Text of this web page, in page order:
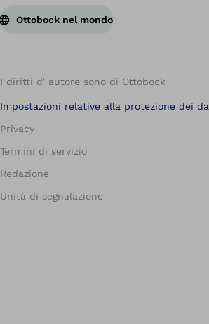
Ottobock nel mondo
I diritti d' autore sono di Ottobock
Impostazioni relative alla protezione dei
Privacy
Termini di servizio
Redazione
Unità di segnalazione